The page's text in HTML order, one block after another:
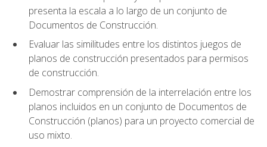
presenta la escala a lo largo de un conjunto de
Documentos de Construcción.
Evaluar las similitudes entre los distintos juegos de
planos de construcción presentados para permisos
de construcción.
Demostrar comprensión de la interrelación entre los
planos incluidos en un conjunto de Documentos de
Construcción (planos) para un proyecto comercial de
uso mixto.